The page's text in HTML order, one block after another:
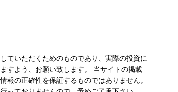
ていただくためのものであり、実際の投資に
すよう、お願い致します。 当サイトの掲載
報の正確性を保証するものではありません。